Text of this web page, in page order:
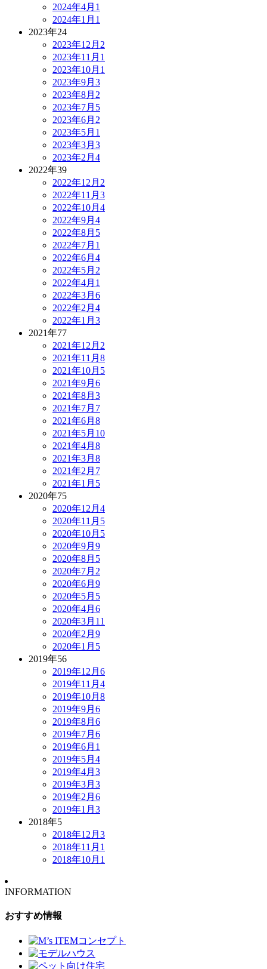
2024年4月 1
2024年1月 1
2023年24
2023年12月 2
2023年11月 1
2023年10月 1
2023年9月 3
2023年8月 2
2023年7月 5
2023年6月 2
2023年5月 1
2023年3月 3
2023年2月 4
2022年39
2022年12月 2
2022年11月 3
2022年10月 4
2022年9月 4
2022年8月 5
2022年7月 1
2022年6月 4
2022年5月 2
2022年4月 1
2022年3月 6
2022年2月 4
2022年1月 3
2021年77
2021年12月 2
2021年11月 8
2021年10月 5
2021年9月 6
2021年8月 3
2021年7月 7
2021年6月 8
2021年5月 10
2021年4月 8
2021年3月 8
2021年2月 7
2021年1月 5
2020年75
2020年12月 4
2020年11月 5
2020年10月 5
2020年9月 9
2020年8月 5
2020年7月 2
2020年6月 9
2020年5月 5
2020年4月 6
2020年3月 11
2020年2月 9
2020年1月 5
2019年56
2019年12月 6
2019年11月 4
2019年10月 8
2019年9月 6
2019年8月 6
2019年7月 6
2019年6月 1
2019年5月 4
2019年4月 3
2019年3月 3
2019年2月 6
2019年1月 3
2018年5
2018年12月 3
2018年11月 1
2018年10月 1
INFORMATION
おすすめ情報